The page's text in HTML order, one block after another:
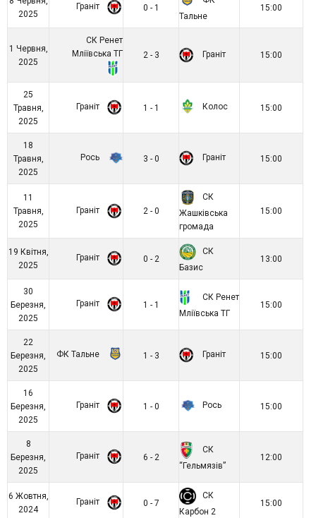
2025
Граніт 0 - 1
Тальне
15:00
1 Червня,
2025
СК Ренет
Мліївська ТГ
2 - 3 Граніт 15:00
25
Травня,
2025
Граніт 1 - 1 Колос 15:00
18
Травня,
2025
Рось 3 - 0 Граніт 15:00
11
Травня,
2025
Граніт 2 - 0
СК
Жашківська
громада
15:00
19 Квітня,
2025
Граніт 0 - 2
СК
Базис
13:00
30
Березня,
2025
Граніт 1 - 1
СК Ренет
Мліївська ТГ
15:00
22
Березня,
2025
ФК Тальне 1 - 3 Граніт 15:00
16
Березня,
2025
Граніт 1 - 0 Рось 15:00
8
Березня,
2025
Граніт 6 - 2
СК
“Гельмязів”
12:00
6 Жовтня,
2024
Граніт 0 - 7
СК
Карбон 2
15:00